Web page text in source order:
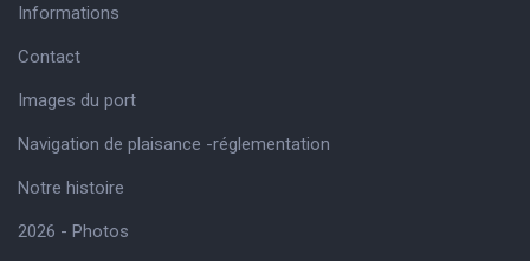
Informations
Contact
Images du port
Navigation de plaisance -réglementation
Notre histoire
2026 - Photos